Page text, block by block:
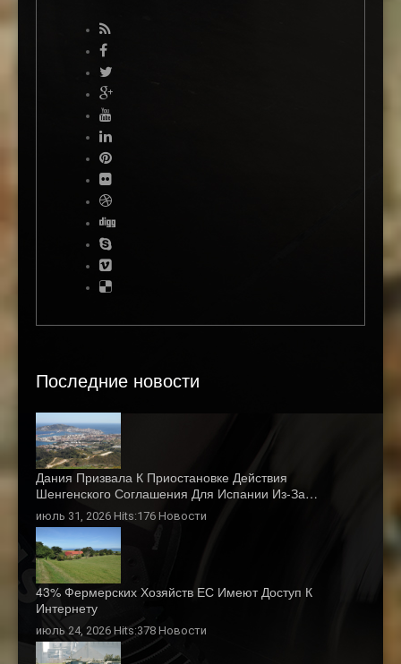
Последние новости
Дания Призвала К Приостановке Действия
Шенгенского Соглашения Для Испании Из-За…
июль 31, 2026 Hits:176 Новости
43% Фермерских Хозяйств ЕС Имеют Доступ К
Интернету
июль 24, 2026 Hits:378 Новости